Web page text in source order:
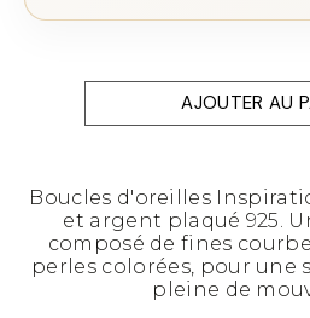
AJOUTER AU
Boucles d'oreilles
et argent plaqué 925.
composé de fines
perles colorées, pour une
pleine de